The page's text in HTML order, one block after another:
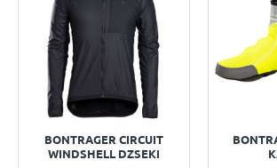
BONTRAGER CIRCUIT
WINDSHELL DZSEKI